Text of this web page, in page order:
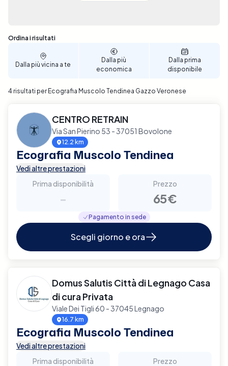
Sono stati trovati 4 risultati
Ordina i risultati
Dalla più vicina a te
Dalla più
economica
Dalla prima
disponibile
4 risultati per Ecografia Muscolo Tendinea Gazzo Veronese
CENTRO RETRAIN
Via San Pierino 53 - 37051 Bovolone
12.2 km
Ecografia Muscolo Tendinea
Vedi altre prestazioni
Prima disponibilità
-
Prezzo
65€
Pagamento in sede
Scegli giorno e ora
Domus Salutis Città di Legnago Casa
di cura Privata
Viale Dei Tigli 60 - 37045 Legnago
16.7 km
Ecografia Muscolo Tendinea
Vedi altre prestazioni
Prima disponibilità
Prezzo